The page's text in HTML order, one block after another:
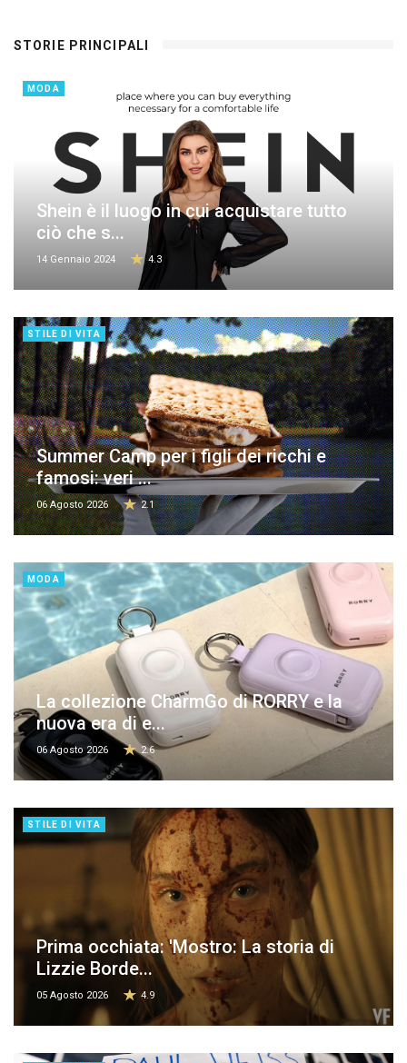
STORIE PRINCIPALI
MODA
Shein è il luogo in cui acquistare tutto
ciò che s...
14 Gennaio 2024 4.3
STILE DI VITA
Summer Camp per i figli dei ricchi e
famosi: veri ...
06 Agosto 2026 2.1
MODA
La collezione CharmGo di RORRY e la
nuova era di e...
06 Agosto 2026 2.6
STILE DI VITA
Prima occhiata: 'Mostro: La storia di
Lizzie Borde...
05 Agosto 2026 4.9